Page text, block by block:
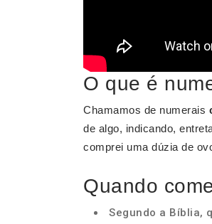
O que é
Chamamos de numerais
de algo, indicando,
comprei uma dúzia de
Quando
Segundo a Bíblia,